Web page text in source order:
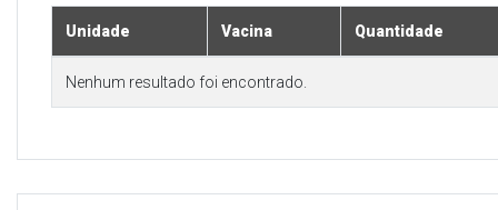
Unidade Vacina Quantidade
Nenhum resultado foi encontrado.